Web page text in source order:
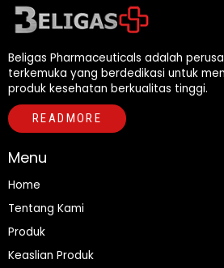
Beligas Pharmaceuticals adalah
terkemuka yang berdedikasi untuk
produk kesehatan berkualitas tinggi.
READMORE
Menu
Home
Tentang Kami
Produk
Keaslian Produk